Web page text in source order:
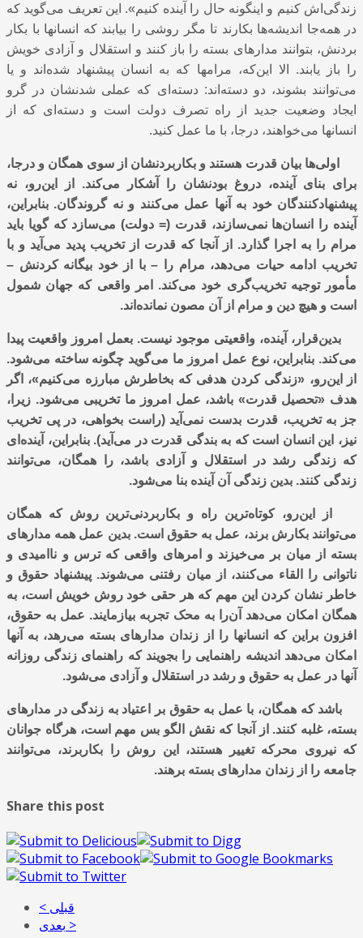
زندگی‌اش کنیم و اینگونه حال را آینده کنیم». این تعریف می‌گوید که
در همه‌جا اندیشه‌ها بکارند تا مگر روشی را بیابند که انسانها با بکار
بردنش، بتوانند مدارهای بسته را باز کنند و استقلال و آزادی خویش
را باز یابند. الا این‌که، مرامها که به انسان پیشنهاد شده‌اند و یا
می‌توانند بشوند، دو دسته‌اند: دسته‌ای که عملی شدنشان در گرو
ایجاد وضعیت جدید از راه تصرف دولت است و دسته‌ای که از
انسانها می‌خواهند، درجا، با ما عمل کنید.
اولی‌ها بیان قدرت هستند و بکاربردنشان از سوی همگان و درجا،
برای بنای آینده، دروغ بودنشان را آشکار می‌کند. از این‌رو، نه
پیشنهادکنندگان خود به آنها عمل می‌کنند و نه گروندگان. بنابراین،
آینده را انسان‌ها نمی‌سازند، قدرت (= دولت) می‌سازد که گویا باید
مرام را به اجرا گذارد. از آنجا که قدرت از تخریب پدید می‌آید و با
تخریب ادامه حیات می‌دهد، مرام را – با از خود بیگانه کردنش –
مأمور توجیه تخریب‌گری خود می‌کند. امر واقعی که جهان شمول
است و هیچ دین و مرام از آن مصون نمانده‌اند.
بدین‌قرار، آینده، واقعیتی موجود نیست. بعمل امروز واقعیت پیدا
می‌کند. بنابراین، نوع عمل امروز ما می‌گوید چگونه ساخته می‌شود.
از این‌رو، «زندگی کردن هدفی که بخاطرش مبارزه می‌کنیم»، اگر
هدف «تحصیل قدرت» باشد، عمل امروز ما تخریبی می‌شود. زیرا،
جز به تخریب، قدرت بدست نمی‌آید (راست بخواهی، در پی تخریب
نیز، این انسان است که به بندگی قدرت در می‌آید). بنابراین، آینده‌ای
که زندگی رشد در استقلال و آزادی باشد، را همگان، می‌توانند
زندگی کنند. بدین زندگی آن آینده بنا می‌شود.
از این‌رو، کوتاه‌ترین راه و بکاربردنی‌ترین روش که همگان
می‌توانند بکارش برند، عمل به حقوق است. بدین عمل همه مدارهای
بسته از میان بر می‌خیزند و امرهای واقعی که ترس و ناامیدی و
ناتوانی را القاء می‌کنند، از میان رفتنی می‌شوند. پیشنهاد حقوق و
خاطر نشان کردن این مهم که هر حقی خود روش خویش است، به
همگان امکان می‌دهد آن‌را به محک تجربه بیازمایند. عمل به حقوق،
افزون براین که انسانها را از زندان مدارهای بسته می‌رهد، به آنها
امکان می‌دهد اندیشه راهنمایی را بجویند که راهنمای زندگی روزانه
آنها در عمل به حقوق و رشد در استقلال و آزادی می‌شود.
باشد که همگان، با عمل به حقوق بر اعتیاد به زندگی در مدارهای
بسته، غلبه کنند. از آنجا که نقش الگو بس مهم است، هرگاه جوانان
که نیروی محرکه تغییر هستند، این روش را بکاربرند، می‌توانند
جامعه را از زندان مدارهای بسته برهند.
Share this post
< قبلی
بعدی >